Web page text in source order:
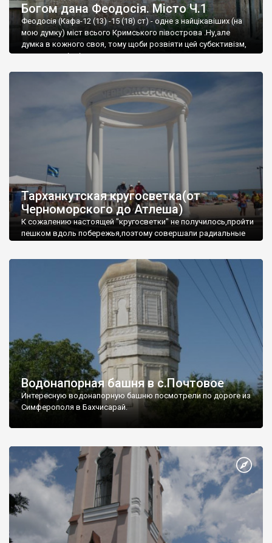
Богом дана Феодосія. Місто Ч.1
Феодосія (Кафа-12 (13) -15 (18) ст) - одне з найцікавіших (на
мою думку) міст всього Кримського півострова .Ну,але
думка в кожного своя, тому щоби розвіяти цей субєктивізм,
запрошую відвідати це
Тарханкутская кругосветка(от
Черноморского до Атлеша)
К сожалению настоящей "кругосветки" не получилось,пройти
пешком вдоль побережья,поэтому совершали радиальные
Водонапорная башня в с.Почтовое
Интересную водонапорную башню посмотрели по дороге из
Симферополя в Бахчисарай.